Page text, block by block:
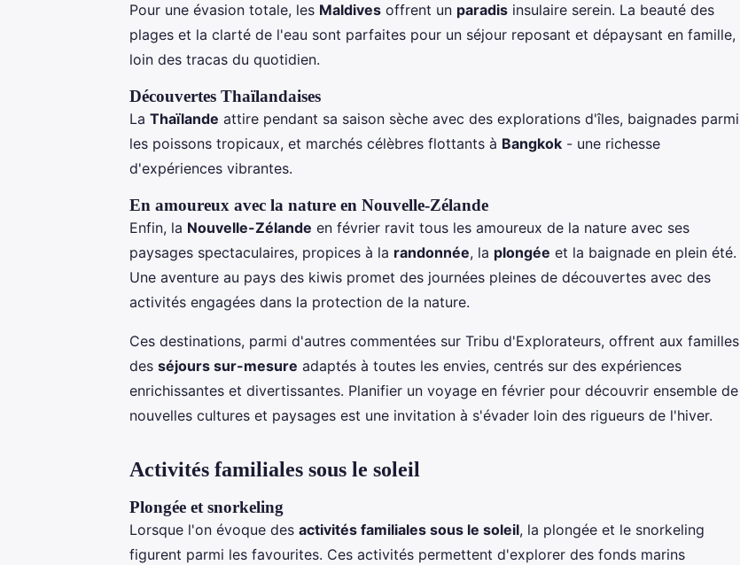
Pour une évasion totale, les Maldives offrent un paradis insulaire serein. La beauté des
plages et la clarté de l'eau sont parfaites pour un séjour reposant et dépaysant en famille,
loin des tracas du quotidien.
Découvertes Thaïlandaises
La Thaïlande attire pendant sa saison sèche avec des explorations d'îles, baignades parmi
les poissons tropicaux, et marchés célèbres flottants à Bangkok - une richesse
d'expériences vibrantes.
En amoureux avec la nature en Nouvelle-Zélande
Enfin, la Nouvelle-Zélande en février ravit tous les amoureux de la nature avec ses
paysages spectaculaires, propices à la randonnée, la plongée et la baignade en plein été.
Une aventure au pays des kiwis promet des journées pleines de découvertes avec des
activités engagées dans la protection de la nature.
Ces destinations, parmi d'autres commentées sur Tribu d'Explorateurs, offrent aux familles
des séjours sur-mesure adaptés à toutes les envies, centrés sur des expériences
enrichissantes et divertissantes. Planifier un voyage en février pour découvrir ensemble de
nouvelles cultures et paysages est une invitation à s'évader loin des rigueurs de l'hiver.
Activités familiales sous le soleil
Plongée et snorkeling
Lorsque l'on évoque des activités familiales sous le soleil, la plongée et le snorkeling
figurent parmi les favourites. Ces activités permettent d'explorer des fonds marins